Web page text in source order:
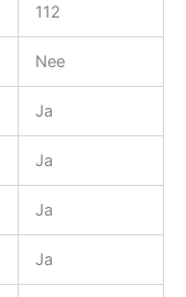
112
Nee
Ja
Ja
Ja
Ja